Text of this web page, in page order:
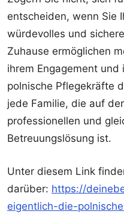
entscheiden, wenn Sie
würdevolles und
Zuhause ermöglichen
ihrem Engagement und
polnische Pflegekräfte
jede Familie, die auf
professionellen und
Betreuungslösung ist.
Unter diesem Link
darüber: https://
eigentlich-die-